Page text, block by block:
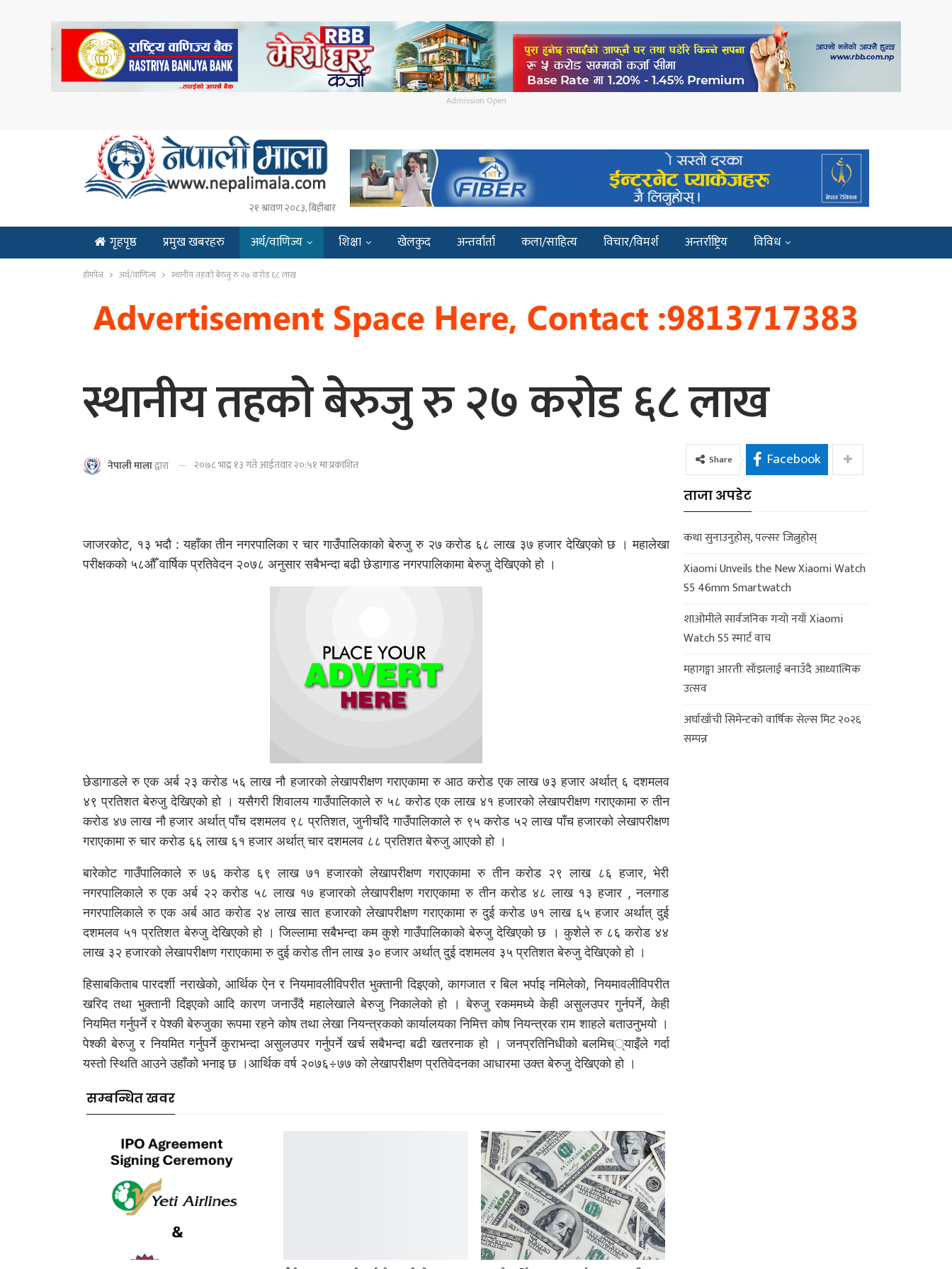
Admission Open
२१ श्रावण २०८३, बिहीबार
गृहपृष्ठ प्रमुख खबरहरु अर्थ/वाणिज्य शिक्षा खेलकुद अन्तर्वार्ता कला/साहित्य विचार/विमर्श अन्तर्राष्ट्रिय
विविध
ENGLISH
होमपेज अर्थ/वाणिज्य स्थानीय तहको बेरुजु रु २७ करोड ६८ लाख
स्थानीय तहको बेरुजु रु २७ करोड ६८ लाख
नेपाली मालाद्वारा २०७८ भाद्र १३ गते आईतवार २०:५१ मा प्रकाशित Share Facebook
जाजरकोट, १३ भदौ : यहाँका तीन नगरपालिका र चार गाउँपालिकाको बेरुजु रु २७ करोड ६८ लाख ३७ हजार देखिएको छ । महालेखा
परीक्षकको ५८औँ वार्षिक प्रतिवेदन २०७८ अनुसार सबैभन्दा बढी छेडागाड नगरपालिकामा बेरुजु देखिएको हो ।
छेडागाडले रु एक अर्ब २३ करोड ५६ लाख नौ हजारको लेखापरीक्षण गराएकामा रु आठ करोड एक लाख ७३ हजार अर्थात् ६ दशमलव
४९ प्रतिशत बेरुजु देखिएको हो । यसैगरी शिवालय गाउँपालिकाले रु ५८ करोड एक लाख ४१ हजारको लेखापरीक्षण गराएकामा रु तीन
करोड ४७ लाख नौ हजार अर्थात् पाँच दशमलव ९८ प्रतिशत, जुनीचाँदे गाउँपालिकाले रु ९५ करोड ५२ लाख पाँच हजारको लेखापरीक्षण
गराएकामा रु चार करोड ६६ लाख ६१ हजार अर्थात् चार दशमलव ८८ प्रतिशत बेरुजु आएको हो ।
बारेकोट गाउँपालिकाले रु ७६ करोड ६९ लाख ७१ हजारको लेखापरीक्षण गराएकामा रु तीन करोड २९ लाख ८६ हजार, भेरी
नगरपालिकाले रु एक अर्ब २२ करोड ५८ लाख १७ हजारको लेखापरीक्षण गराएकामा रु तीन करोड ४८ लाख १३ हजार , नलगाड
नगरपालिकाले रु एक अर्ब आठ करोड २४ लाख सात हजारको लेखापरीक्षण गराएकामा रु दुई करोड ७१ लाख ६५ हजार अर्थात् दुई
दशमलव ५१ प्रतिशत बेरुजु देखिएको हो । जिल्लामा सबैभन्दा कम कुशे गाउँपालिकाको बेरुजु देखिएको छ । कुशेले रु ८६ करोड ४४
लाख ३२ हजारको लेखापरीक्षण गराएकामा रु दुई करोड तीन लाख ३० हजार अर्थात् दुई दशमलव ३५ प्रतिशत बेरुजु देखिएको हो ।
हिसाबकिताब पारदर्शी नराखेको, आर्थिक ऐन र नियमावलीविपरीत भुक्तानी दिइएको, कागजात र बिल भर्पाइ नमिलेको, नियमावलीविपरीत
खरिद तथा भुक्तानी दिइएको आदि कारण जनाउँदै महालेखाले बेरुजु निकालेको हो । बेरुजु रकममध्ये केही असुलउपर गुर्नपर्ने, केही
नियमित गर्नुपर्ने र पेश्की बेरुजुका रूपमा रहने कोष तथा लेखा नियन्त्रकको कार्यालयका निमित्त कोष नियन्त्रक राम शाहले बताउनुभयो ।
पेश्की बेरुजु र नियमित गर्नुपर्ने कुराभन्दा असुलउपर गर्नुपर्ने खर्च सबैभन्दा बढी खतरनाक हो । जनप्रतिनिधीको बलमिच््याइँले गर्दा
यस्तो स्थिति आउने उहाँको भनाइ छ ।आर्थिक वर्ष २०७६÷७७ को लेखापरीक्षण प्रतिवेदनका आधारमा उक्त बेरुजु देखिएको हो ।
सम्बन्धित खवर
ताजा अपडेट
कथा सुनाउनुहोस्, पल्सर जित्नुहोस्
Xiaomi Unveils the New Xiaomi Watch
S5 46mm Smartwatch
शाओमीले सार्वजनिक गर्‍यो नयाँ Xiaomi
Watch S5 स्मार्ट वाच
महागङ्गा आरतीः साँझलाई बनाउँदै आध्यात्मिक
उत्सव
अर्घाखाँची सिमेन्टको वार्षिक सेल्स मिट २०२६
सम्पन्न